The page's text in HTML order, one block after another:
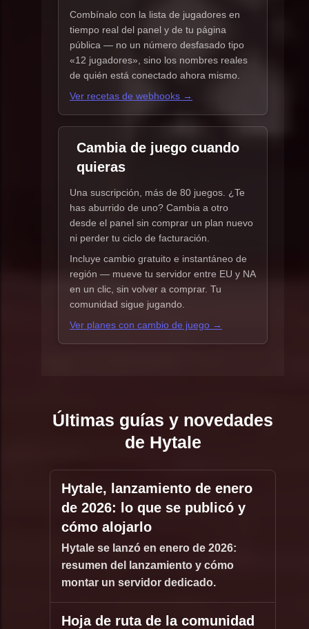
Combínalo con la lista de jugadores en
tiempo real del panel y de tu página
pública — no un número desfasado tipo
«12 jugadores», sino los nombres reales
de quién está conectado ahora mismo.
Ver recetas de webhooks →
Cambia de juego cuando
quieras
Una suscripción, más de 80 juegos. ¿Te
has aburrido de uno? Cambia a otro
desde el panel sin comprar un plan nuevo
ni perder tu ciclo de facturación.
Incluye cambio gratuito e instantáneo de
región — mueve tu servidor entre EU y NA
en un clic, sin volver a comprar. Tu
comunidad sigue jugando.
Ver planes con cambio de juego →
Últimas guías y novedades
de Hytale
Hytale, lanzamiento de enero
de 2026: lo que se publicó y
cómo alojarlo
Hytale se lanzó en enero de 2026:
resumen del lanzamiento y cómo
montar un servidor dedicado.
Hoja de ruta de la comunidad